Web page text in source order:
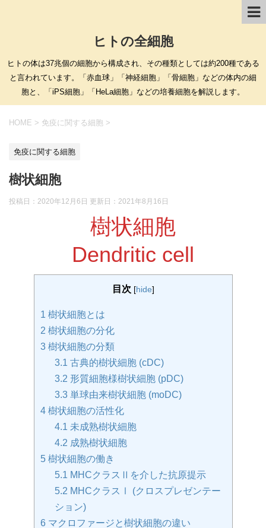
ヒトの全細胞
ヒトの体は37兆個の細胞から構成され、その種類としては約200種である
と言われています。「赤血球」「神経細胞」「骨細胞」などの体内の細
胞と、「iPS細胞」「HeLa細胞」などの培養細胞を解説します。
HOME > 免疫に関する細胞 >
免疫に関する細胞
樹状細胞
投稿日：2020年12月6日 更新日： 2021年8月16日
樹状細胞
Dendritic cell
目次 [hide]
1 樹状細胞とは
2 樹状細胞の分化
3樹状細胞の分類
3.1 古典的樹状細胞 (cDC)
3.2 形質細胞様樹状細胞 (pDC)
3.3単球由来樹状細胞 (moDC)
4樹状細胞の活性化
4.1 未成熟樹状細胞
4.2 成熟樹状細胞
5樹状細胞の働き
5.1 MHCクラスⅡを介した抗原提示
5.2 MHCクラスⅠ (クロスプレゼンテー
ション)
6マクロファージと樹状細胞の違い